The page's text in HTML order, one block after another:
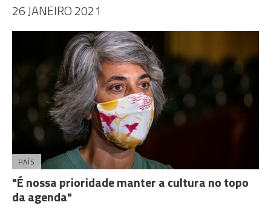
26 JANEIRO 2021
PAÍS
"É nossa prioridade manter a cultura no topo
da agenda"